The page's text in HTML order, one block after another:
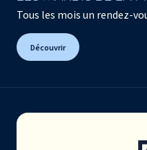
Tous les mois un rendez-
Découvrir